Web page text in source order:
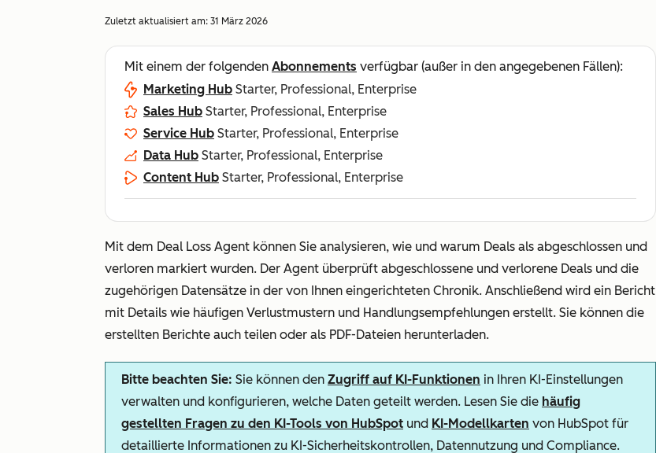
Zuletzt aktualisiert am: 31 März 2026
Mit einem der folgenden Abonnements verfügbar (außer in den angegebenen Fällen):
Marketing Hub Starter, Professional, Enterprise
Sales Hub Starter, Professional, Enterprise
Service Hub Starter, Professional, Enterprise
Data Hub Starter, Professional, Enterprise
Content Hub Starter, Professional, Enterprise
Mit dem Deal Loss Agent können Sie analysieren, wie und warum Deals als abgeschlossen und
verloren markiert wurden. Der Agent überprüft abgeschlossene und verlorene Deals und die
zugehörigen Datensätze in der von Ihnen eingerichteten Chronik. Anschließend wird ein Bericht
mit Details wie häufigen Verlustmustern und Handlungsempfehlungen erstellt. Sie können die
erstellten Berichte auch teilen oder als PDF-Dateien herunterladen.
Bitte beachten Sie: Sie können den Zugriff auf KI-Funktionen in Ihren KI-Einstellungen
verwalten und konfigurieren, welche Daten geteilt werden. Lesen Sie die häufig
gestellten Fragen zu den KI-Tools von HubSpot und KI-Modellkarten von HubSpot für
detaillierte Informationen zu KI-Sicherheitskontrollen, Datennutzung und Compliance.